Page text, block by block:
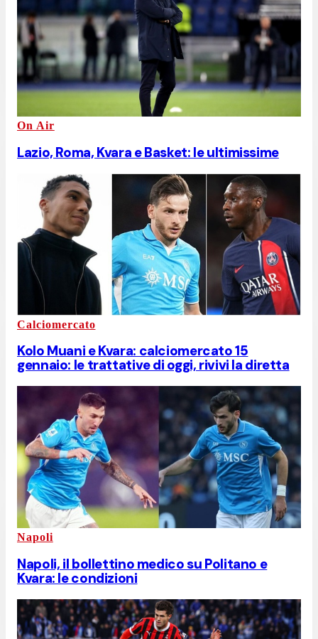
On Air
Lazio, Roma, Kvara e Basket: le ultimissime
Calciomercato
Kolo Muani e Kvara: calciomercato 15
gennaio: le trattative di oggi, rivivi la diretta
Napoli
Napoli, il bollettino medico su Politano e
Kvara: le condizioni